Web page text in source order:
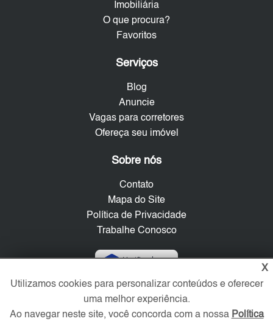
Imobiliária
O que procura?
Favoritos
Serviços
Blog
Anuncie
Vagas para corretores
Ofereça seu imóvel
Sobre nós
Contato
Mapa do Site
Política de Privacidade
Trabalhe Conosco
Verificada por
Redes Sociais
X
Utilizamos cookies para personalizar conteúdos e oferecer
uma melhor experiência.
Ao navegar neste site, você concorda com a nossa Política